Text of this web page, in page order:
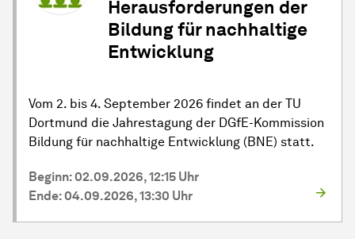
Herausforderungen der
Bildung für nachhaltige
Entwicklung
Vom 2. bis 4. September 2026 findet an der TU
Dortmund die Jahrestagung der DGfE-Kommission
Bildung für nachhaltige Entwicklung (BNE) statt.
Beginn: 02.09.2026, 12:15 Uhr
Ende: 04.09.2026, 13:30 Uhr